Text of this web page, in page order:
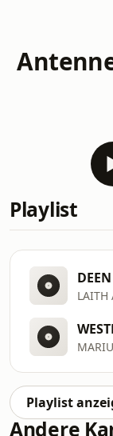
Playlist
LAITH
Playlist
Andere